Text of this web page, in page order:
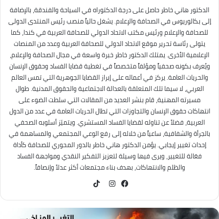
الدكتور هاني خاطر حاصل على درجة الدكتوراه في السياحة والفندقة، بالإضافة
إلى بكالوريوس في الصحافة والإعلام. يشغل حالياً منصب رئيس المنتدى الدولى
للصحافة والإعلام ورئيس مكتب الاتحاد الدولي للصحافة العربية في كندا، كما
يتولى رئاسة تحرير موقع الاتحاد الدولي للصحافة العربية وعدد من المنصات
الإعلامية الأخرى. يمتلك الدكتور خاطر خبرة واسعة في مجال الصحافة والإعلام،
ويُعرف بكونه صحفياً ومؤلفاً متخصصاً في تغطية قضايا الفساد وحقوق الإنسان
والحريات العامة. يركز في أعماله على إبراز القضايا الجوهرية التي تمس العالم
العربي، لا سيما تلك المتعلقة بالعدالة الاجتماعية والحقوق المدنية. طوال
مسيرته المهنية، قام بنشر العديد من المقالات التي سلطت الضوء على
انتهاكات حقوق الإنسان والتجاوزات التي تطال الحريات العامة في عدد من الدول
العربية، فضلاً عن تناوله لقضايا الفساد المستشري. ويتميّز أسلوبه الصحفي
بالجرأة والشفافية، ساعياً من خلاله إلى رفع الوعي المجتمعي والمساهمة في
إحداث تغيير إيجابي. يؤمن الدكتور هاني خاطر بالدور المحوري للصحافة كأداة
فعّالة للتغيير، ويرى فيها وسيلة لتعزيز التفكير النقدي ومواجهة الفساد
والظلم والانتهاكات، بهدف بناء مجتمعات أكثر عدلاً وإنصافاً.